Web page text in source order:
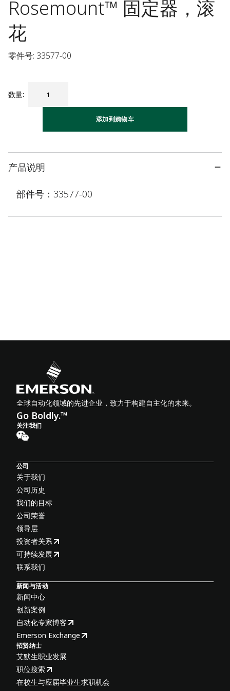
Rosemount™ 固定器，滚
花
零件号: 33577-00
数量:
添加到购物车
产品说明
部件号：33577-00
全球自动化领域的先进企业，致力于构建自主化的未来。
Go Boldly.™
关注我们
公司
关于我们
公司历史
我们的目标
公司荣誉
领导层
投资者关系
可持续发展
联系我们
新闻与活动
新闻中心
创新案例
自动化专家博客
Emerson Exchange
招贤纳士
艾默生职业发展
职位搜索
在校生与应届毕业生求职机会